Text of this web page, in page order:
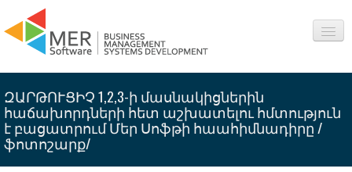
Сферы
ԶԱՐԹՈՒՑԻՉ 1,2,3-ի մասնակիցներին
հաճախորդների հետ աշխատելու հմտություն
է բացատրում Մեր Սոֆթի հաահիմնադիրը /
ֆոտոշարք/